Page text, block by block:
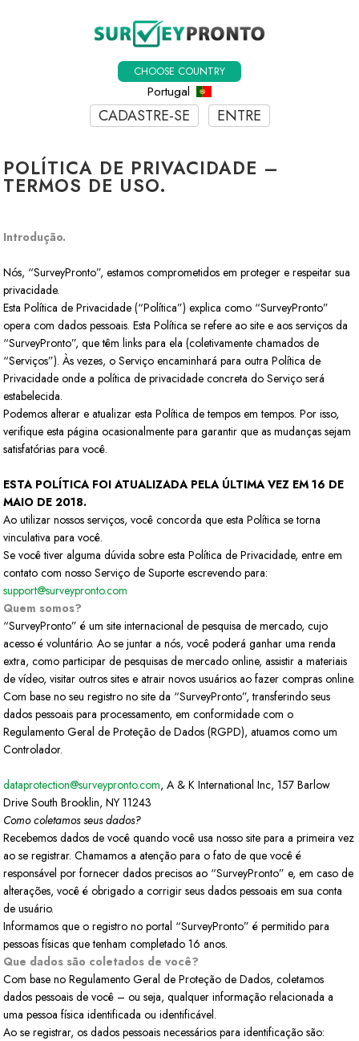
CHOOSE COUNTRY
Portugal
CADASTRE-SE ENTRE
POLÍTICA DE PRIVACIDADE –
TERMOS DE USO.
Introdução.
Nós, “SurveyPronto”, estamos comprometidos em proteger e respeitar sua
privacidade.
Esta Política de Privacidade (“Política”) explica como “SurveyPronto”
opera com dados pessoais. Esta Política se refere ao site e aos serviços da
“SurveyPronto”, que têm links para ela (coletivamente chamados de
“Serviços”). Às vezes, o Serviço encaminhará para outra Política de
Privacidade onde a política de privacidade concreta do Serviço será
estabelecida.
Podemos alterar e atualizar esta Política de tempos em tempos. Por isso,
verifique esta página ocasionalmente para garantir que as mudanças sejam
satisfatórias para você.
ESTA POLÍTICA FOI ATUALIZADA PELA ÚLTIMA VEZ EM 16 DE
MAIO DE 2018.
Ao utilizar nossos serviços, você concorda que esta Política se torna
vinculativa para você.
Se você tiver alguma dúvida sobre esta Política de Privacidade, entre em
contato com nosso Serviço de Suporte escrevendo para:
support@surveypronto.com
Quem somos?
“SurveyPronto” é um site internacional de pesquisa de mercado, cujo
acesso é voluntário. Ao se juntar a nós, você poderá ganhar uma renda
extra, como participar de pesquisas de mercado online, assistir a materiais
de vídeo, visitar outros sites e atrair novos usuários ao fazer compras online.
Com base no seu registro no site da “SurveyPronto”, transferindo seus
dados pessoais para processamento, em conformidade com o
Regulamento Geral de Proteção de Dados (RGPD), atuamos como um
Controlador.
dataprotection@surveypronto.com, A & K International Inc, 157 Barlow
Drive South Brooklin, NY 11243
Como coletamos seus dados?
Recebemos dados de você quando você usa nosso site para a primeira vez
ao se registrar. Chamamos a atenção para o fato de que você é
responsável por fornecer dados precisos ao “SurveyPronto” e, em caso de
alterações, você é obrigado a corrigir seus dados pessoais em sua conta
de usuário.
Informamos que o registro no portal “SurveyPronto” é permitido para
pessoas físicas que tenham completado 16 anos.
Que dados são coletados de você?
Com base no Regulamento Geral de Proteção de Dados, coletamos
dados pessoais de você – ou seja, qualquer informação relacionada a
uma pessoa física identificada ou identificável.
Ao se registrar, os dados pessoais necessários para identificação são: